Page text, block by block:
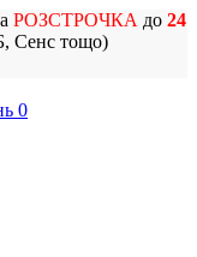
РОЗСТРОЧКА до 24
Сенс тощо)
0